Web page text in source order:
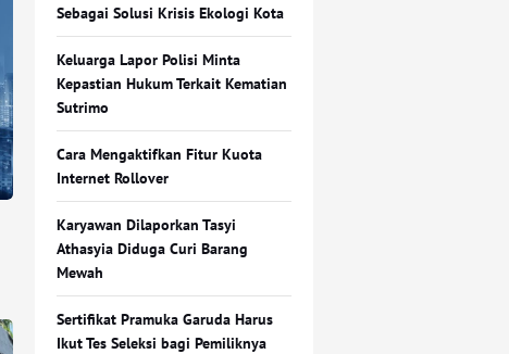
Sebagai Solusi Krisis Ekologi Kota
Keluarga Lapor Polisi Minta
Kepastian Hukum Terkait Kematian
Sutrimo
Cara Mengaktifkan Fitur Kuota
Internet Rollover
Karyawan Dilaporkan Tasyi
Athasyia Diduga Curi Barang
Mewah
Sertifikat Pramuka Garuda Harus
Ikut Tes Seleksi bagi Pemiliknya